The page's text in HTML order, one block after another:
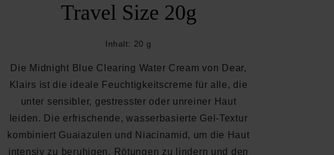
Travel Size 20g
Inhalt: 20 g
Die Midnight Blue Clearing Water Cream von Dear,
Klairs ist die ideale Feuchtigkeitscreme für alle, die
unter sensibler, gestresster oder unreiner Haut
leiden. Die erfrischende, wasserbasierte Gel-Textur
kombiniert Guaiazulen und Niacinamid, um die Haut
intensiv zu beruhigen, Rötungen zu lindern und den